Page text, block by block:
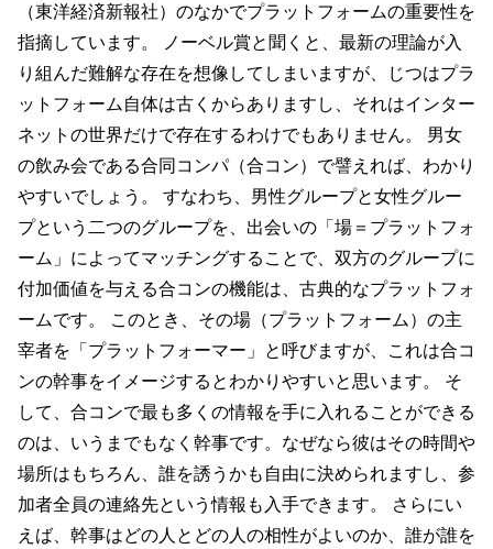
（東洋経済新報社）のなかでプラットフォームの重要性を
指摘しています。 ノーベル賞と聞くと、最新の理論が入
り組んだ難解な存在を想像してしまいますが、じつはプラ
ットフォーム自体は古くからありますし、それはインター
ネットの世界だけで存在するわけでもありません。 男女
の飲み会である合同コンパ（合コン）で譬えれば、わかり
やすいでしょう。 すなわち、男性グループと女性グルー
プという二つのグループを、出会いの「場＝プラットフォ
ーム」によってマッチングすることで、双方のグループに
付加価値を与える合コンの機能は、古典的なプラットフォ
ームです。 このとき、その場（プラットフォーム）の主
宰者を「プラットフォーマー」と呼びますが、これは合コ
ンの幹事をイメージするとわかりやすいと思います。 そ
して、合コンで最も多くの情報を手に入れることができる
のは、いうまでもなく幹事です。なぜなら彼はその時間や
場所はもちろん、誰を誘うかも自由に決められますし、参
加者全員の連絡先という情報も入手できます。 さらにい
えば、幹事はどの人とどの人の相性がよいのか、誰が誰を